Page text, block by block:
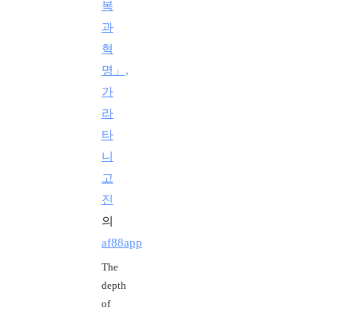
복
과
혁
명」,
가
라
타
니
고
진
의
af88app
The
depth
of